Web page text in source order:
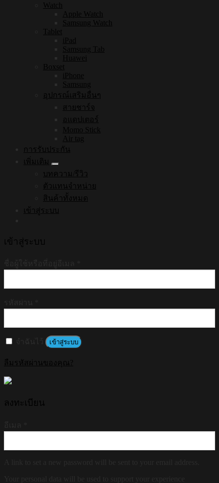
Watch
Apple Watch
Samsung Watch
Tablet
iPad
Samsung Tab
Huawei
Boxset
iPhone
Samsung
อุปกรณ์เสริมอื่นๆ
สายชาร์จ
อแดปเตอร์
Momo Stick
Air tag
การรับประกัน
เพิ่มเติม
บทความ/รีวิว
ตัวแทนจำหน่าย
สินค้าทั้งหมด
เข้าสู่ระบบ
เข้าสู่ระบบ
เข้าสู่ระบบ
ลืมรหัสผ่านของคุณ?
ลงทะเบียน